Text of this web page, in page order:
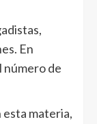
En
número de
materia,